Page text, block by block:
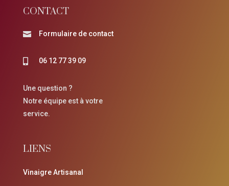
CONTACT
 Formulaire de contact
06 12 77 39 09
Une question ?
Notre équipe est à votre
service.
LIENS
Vinaigre Artisanal